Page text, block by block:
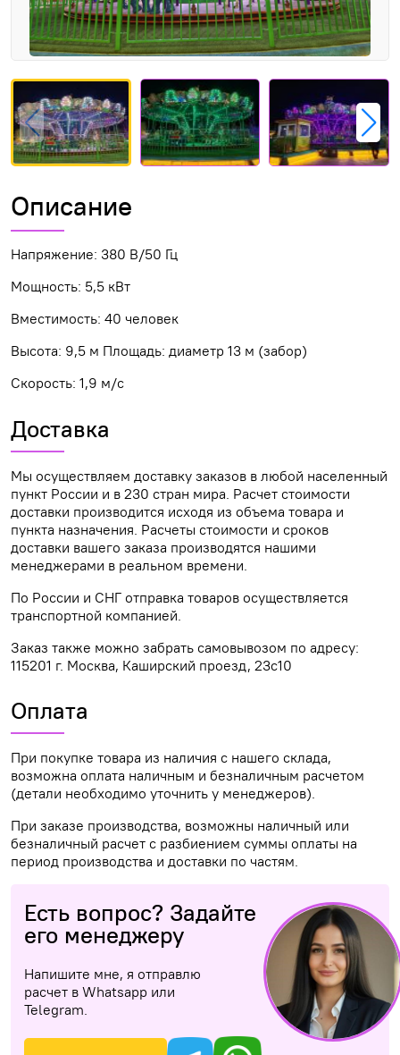
Описание
Напряжение: 380 В/50 Гц
Мощность: 5,5 кВт
Вместимость: 40 человек
Высота: 9,5 м Площадь: диаметр 13 м (забор)
Скорость: 1,9 м/с
Доставка
Мы осуществляем доставку заказов в любой населенный
пункт России и в 230 стран мира. Расчет стоимости
доставки производится исходя из объема товара и
пункта назначения. Расчеты стоимости и сроков
доставки вашего заказа производятся нашими
менеджерами в реальном времени.
По России и СНГ отправка товаров осуществляется
транспортной компанией.
Заказ также можно забрать самовывозом по адресу:
115201 г. Москва, Каширский проезд, 23с10
Оплата
При покупке товара из наличия с нашего склада,
возможна оплата наличным и безналичным расчетом
(детали необходимо уточнить у менеджеров).
При заказе производства, возможны наличный или
безналичный расчет с разбиением суммы оплаты на
период производства и доставки по частям.
Есть вопрос? Задайте
его менеджеру
Напишите мне, я отправлю
расчет в Whatsapp или
Telegram.